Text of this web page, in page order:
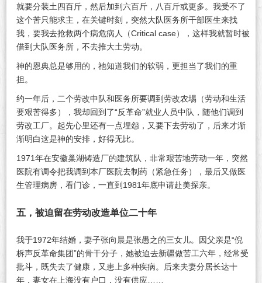
就要分装土四百斤，然后加到六百斤，八百斤或更多。我受不了
这个苦只能求主，在关键时刻，突然大队医务所干部医生来找
我，要我去抢救两个病危病人（Critical case），这样我就暂时被
借到大队医务所，不去推大土劳动。
神的恩典总是够用的，祂知道我们的软弱，更担当了我们的重
担。
约一年后，二个劳改中队和医务所要调到劳改农埸（劳动和生活
要艰苦得多），我却回到了“反革命”就业人员中队，随他们调到
劳改工厂。起先心里还有一点埋怨，又要下去劳动了，后来才渐
渐明白这是神的安排，好得无比。
1971年在安徽巢湖铸造厂的建筑队，非常艰苦地劳动一年，突然
医院有调令把我调到本厂医院去制药（紧急任务），最后又做医
生管理病房，看门诊，一直到1981年底申请赴美探亲。
五，被迫留在劳动改造单位二十年
我于1972年结婚，妻子张向晨是张愚之的三女儿。因父亲是“倪
柝声反革命集团”的骨干分子，她被迫去新疆做苦工六年，经常受
批斗，既失去了健康，又患上多种疾病。后来夫妻分居长达十
年，妻女在上海没有户口，没有供应……